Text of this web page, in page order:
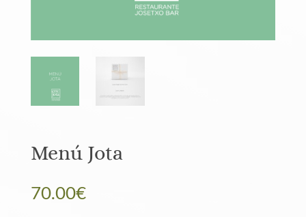
Menú Jota
70.00€